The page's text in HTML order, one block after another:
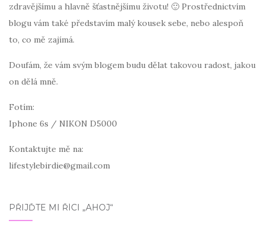
zdravějšímu a hlavně šťastnějšímu životu! 🙂 Prostřednictvím
blogu vám také představím malý kousek sebe, nebo alespoň
to, co mě zajímá.
Doufám, že vám svým blogem budu dělat takovou radost, jakou
on dělá mně.
Fotím:
Iphone 6s / NIKON D5000
Kontaktujte mě na:
lifestylebirdie@gmail.com
PŘIJĎTE MI ŘÍCI „AHOJ“